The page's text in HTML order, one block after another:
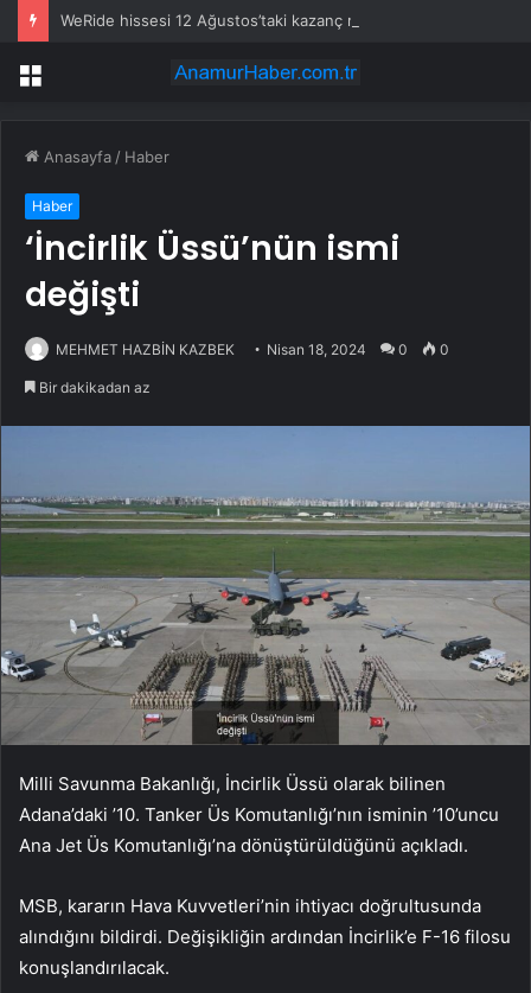
Menü
Anasayfa / Haber
Haber
‘İncirlik Üssü’nün ismi
değişti
MEHMET HAZBİN KAZBEK Nisan 18, 2024 0 0
Bir dakikadan az
Milli Savunma Bakanlığı, İncirlik Üssü olarak bilinen
Adana’daki ’10. Tanker Üs Komutanlığı’nın isminin ’10’uncu
Ana Jet Üs Komutanlığı’na dönüştürüldüğünü açıkladı.
MSB, kararın Hava Kuvvetleri’nin ihtiyacı doğrultusunda
alındığını bildirdi. Değişikliğin ardından İncirlik’e F-16 filosu
konuşlandırılacak.